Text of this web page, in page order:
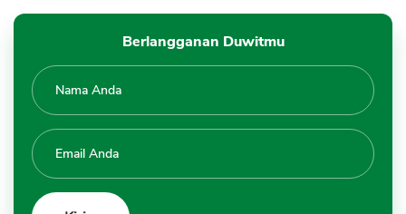
Berlangganan Duwitmu